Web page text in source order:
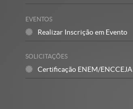
EVENTOS
Realizar Inscrição em Evento
SOLICITAÇÕES
Certificação ENEM/ENCCEJA